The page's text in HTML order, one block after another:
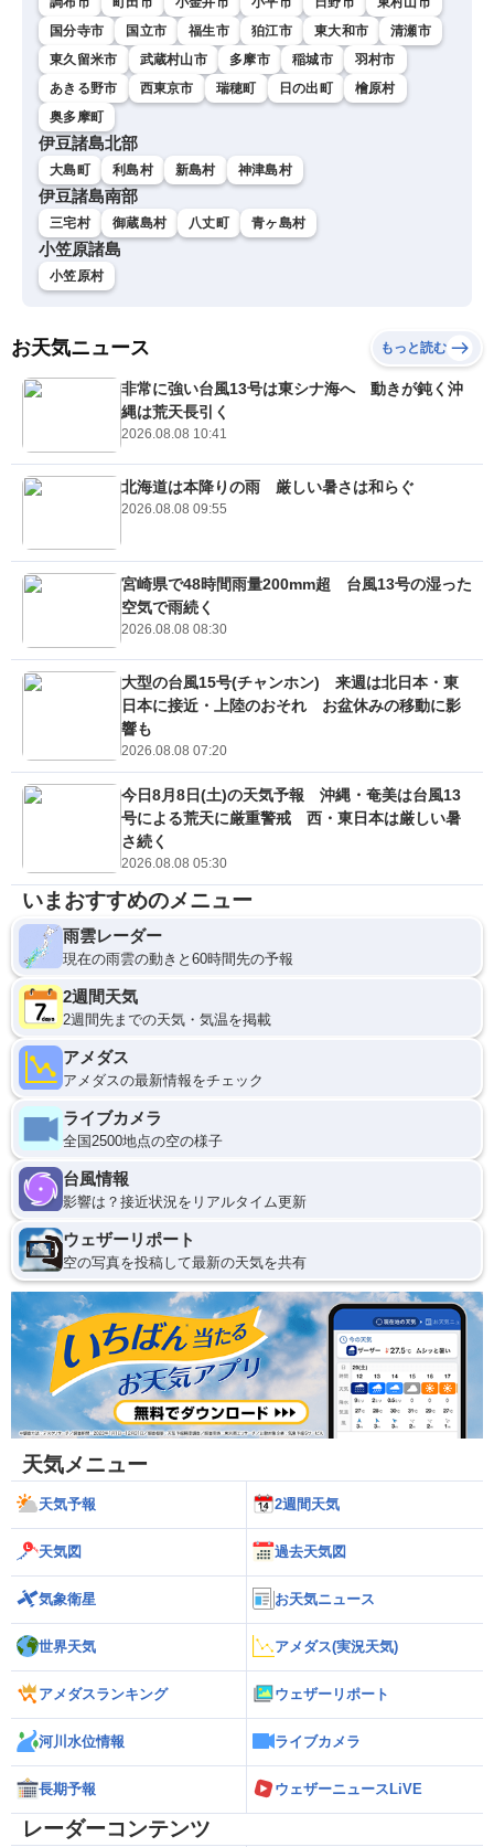
国分寺市
国立市 福生市 狛江市 東大和市
清瀬市
東久留米市
武蔵村山市 多摩市 稲城市
羽村市
あきる野市
西東京市 瑞穂町 日の出町
檜原村
奥多摩町
伊豆諸島北部
大島町 利島村 新島村 神津島村
伊豆諸島南部
三宅村 御蔵島村 八丈町 青ヶ島村
小笠原諸島
小笠原村
お天気ニュース もっと読む
非常に強い台風13号は東シナ海へ 動きが鈍く沖
縄は荒天長引く
2026.08.08 10:41
北海道は本降りの雨 厳しい暑さは和らぐ
2026.08.08 09:55
宮崎県で48時間雨量200mm超 台風13号の湿った
空気で雨続く
2026.08.08 08:30
大型の台風15号(チャンホン) 来週は北日本・東
日本に接近・上陸のおそれ お盆休みの移動に影
響も
2026.08.08 07:20
今日8月8日(土)の天気予報 沖縄・奄美は台風13
号による荒天に厳重警戒 西・東日本は厳しい暑
さ続く
2026.08.08 05:30
いまおすすめのメニュー
雨雲レーダー
現在の雨雲の動きと60時間先の予報
2週間天気
2週間先までの天気・気温を掲載
アメダス
アメダスの最新情報をチェック
ライブカメラ
全国2500地点の空の様子
台風情報
影響は？接近状況をリアルタイム更新
ウェザーリポート
空の写真を投稿して最新の天気を共有
天気メニュー
天気予報 2週間天気
天気図 過去天気図
気象衛星 お天気ニュース
世界天気 アメダス(実況天気)
アメダスランキング ウェザーリポート
河川水位情報 ライブカメラ
長期予報 ウェザーニュースLiVE
レーダーコンテンツ